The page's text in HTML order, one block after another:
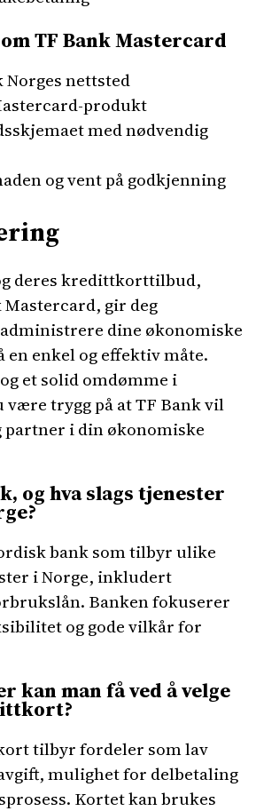
TF Bank Mastercard
Norges nettsted
produkt
med nødvendig
og vent på godkjenning
deres kredittkorttilbud,
Mastercard, gir deg
dine økonomiske
en enkel og effektiv måte.
et solid omdømme i
være trygg på at TF Bank vil
i din økonomiske
og hva slags tjenester
bank som tilbyr ulike
i Norge, inkludert
Banken fokuserer
og gode vilkår for
kan man få ved å velge
tilbyr fordeler som lav
mulighet for delbetaling
Kortet kan brukes